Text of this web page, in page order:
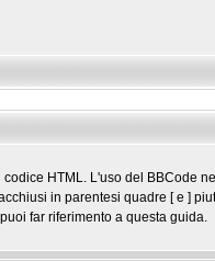
HTML. L'uso del BBCode
in parentesi quadre [ e ]
far riferimento a questa guida.